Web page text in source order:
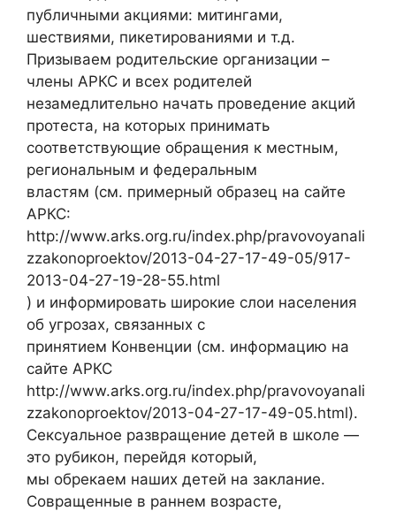
публичными акциями: митингами,
шествиями, пикетированиями и т.д.
Призываем родительские организации –
члены АРКС и всех родителей
незамедлительно начать проведение акций
протеста, на которых принимать
соответствующие обращения к местным,
региональным и федеральным
властям (см. примерный образец на сайте
АРКС:
http://www.arks.org.ru/index.php/pravovoyanali
zzakonoproektov/2013-04-27-17-49-05/917-
2013-04-27-19-28-55.html
) и информировать широкие слои населения
об угрозах, связанных с
принятием Конвенции (см. информацию на
сайте АРКС
http://www.arks.org.ru/index.php/pravovoyanali
zzakonoproektov/2013-04-27-17-49-05.html).
Сексуальное развращение детей в школе —
это рубикон, перейдя который,
мы обрекаем наших детей на заклание.
Совращенные в раннем возрасте,